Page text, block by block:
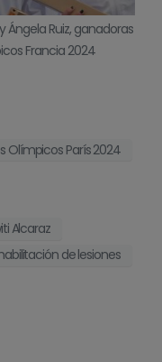
Ángela Ruiz, ganadoras
Francia 2024
Olímpicos París 2024
Alcaraz
de lesiones